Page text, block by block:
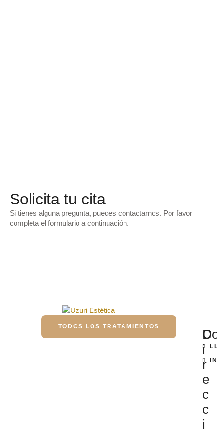
Solicita tu cita
Si tienes alguna pregunta, puedes contactarnos. Por favor
completa el formulario a continuación.
TODOS LOS TRATAMIENTOS
D
i
r
e
c
c
i